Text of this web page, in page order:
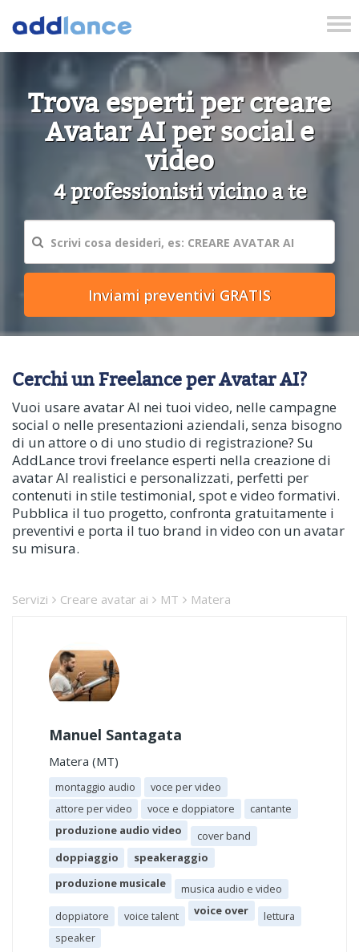
Trova esperti per creare
Avatar AI per social e
video
4 professionisti vicino a te
Cerchi un Freelance per Avatar AI?
Vuoi usare avatar AI nei tuoi video, nelle campagne
social o nelle presentazioni aziendali, senza bisogno
di un attore o di uno studio di registrazione? Su
AddLance trovi freelance esperti nella creazione di
avatar AI realistici e personalizzati, perfetti per
contenuti in stile testimonial, spot e video formativi.
Pubblica il tuo progetto, confronta gratuitamente i
preventivi e porta il tuo brand in video con un avatar
su misura.
Servizi Creare avatar ai MT Matera
Manuel Santagata
Matera (MT)
montaggio audio
voce per video
attore per video
voce e doppiatore
cantante
produzione audio video
cover band
doppiaggio
speakeraggio
produzione musicale
musica audio e video
doppiatore
voice talent voice over
lettura
speaker